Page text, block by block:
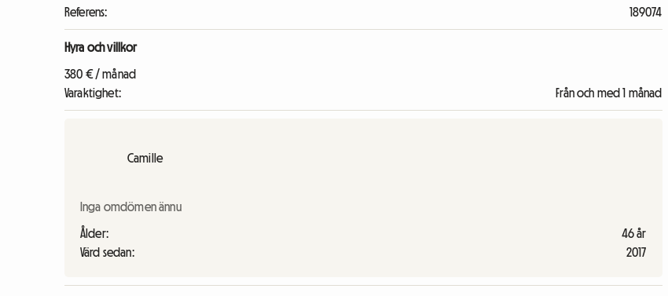
Referens:
189074
Hyra och villkor
380 € / månad
Varaktighet:
Från och med 1 månad
Camille
Inga omdömen ännu
Ålder:
46 år
Värd sedan:
2017